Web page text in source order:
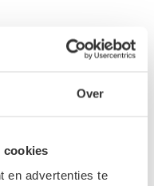
Over
cookies
en advertenties te